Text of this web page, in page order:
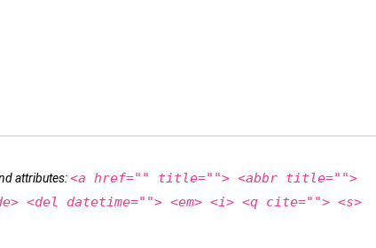
attributes:<a href="" title=""> <abbr title="">
<del datetime=""> <em> <i> <q cite=""> <s>